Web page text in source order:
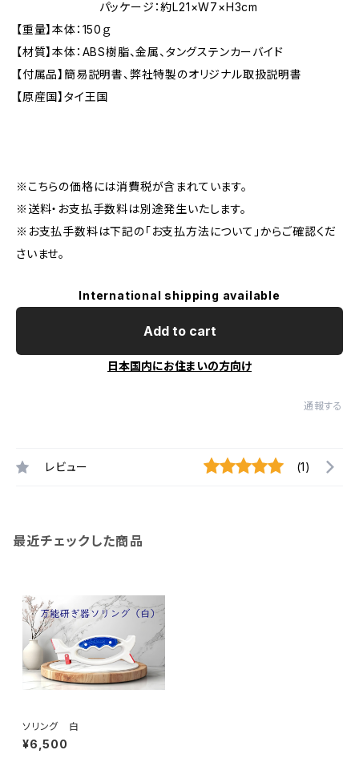
パッケージ：約L21×W7×H3cm
【重量】本体：150ｇ
【材質】本体：ABS樹脂、金属、タングステンカーバイド
【付属品】簡易説明書、弊社特製のオリジナル取扱説明書
【原産国】タイ王国
※こちらの価格には消費税が含まれています。
※送料・お支払手数料は別途発生いたします。
※お支払手数料は下記の「お支払方法について」からご確認くだ
さいませ。
International shipping available
Add to cart
日本国内にお住まいの方向け
通報する
レビュー (1)
最近チェックした商品
ソリング 白
¥6,500